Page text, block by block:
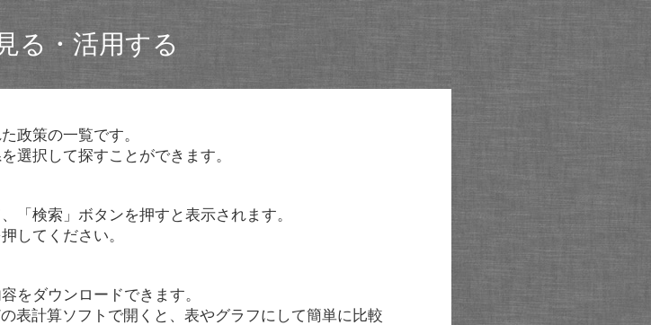
る・活用する
政策の一覧です。
選択して探すことができます。
「検索」ボタンを押すと表示されます。
してください。
をダウンロードできます。
表計算ソフトで開くと、表やグラフにして簡単に比較